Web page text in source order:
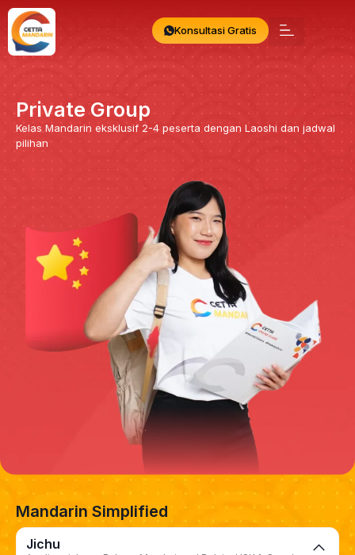
Konsultasi Gratis
Private Group
Kelas Mandarin eksklusif 2-4 peserta dengan Laoshi dan jadwal
pilihan
Mandarin Simplified
Jichu